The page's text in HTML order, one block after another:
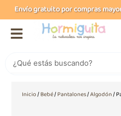
al
contenido
Envío gratuito por compras
Inicio/Bebé/Pantalones/Algodón/